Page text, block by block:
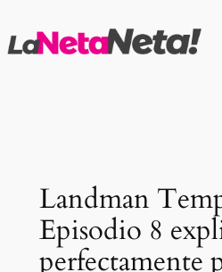
al
Landman
Episodio 8
perfectamente